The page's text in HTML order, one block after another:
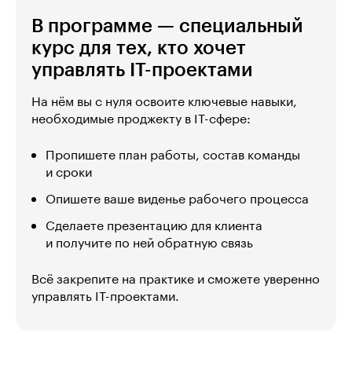
В программе — специальный
курс для тех, кто хочет
управлять IT-проектами
На нём вы с нуля освоите ключевые навыки,
необходимые проджекту в IT-сфере:
Пропишете план работы, состав команды
и сроки
Опишете ваше виденье рабочего процесса
Сделаете презентацию для клиента
и получите по ней обратную связь
Всё закрепите на практике и сможете уверенно
управлять IT-проектами.